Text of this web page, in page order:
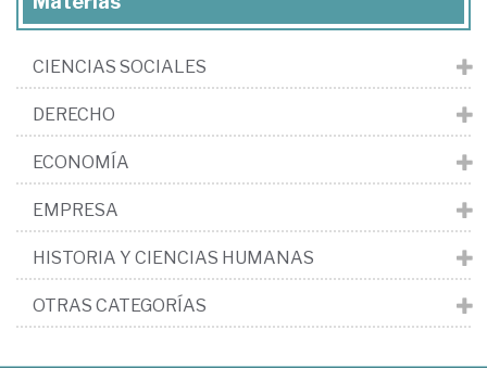
CIENCIAS SOCIALES
DERECHO
ECONOMÍA
EMPRESA
HISTORIA Y CIENCIAS HUMANAS
OTRAS CATEGORÍAS